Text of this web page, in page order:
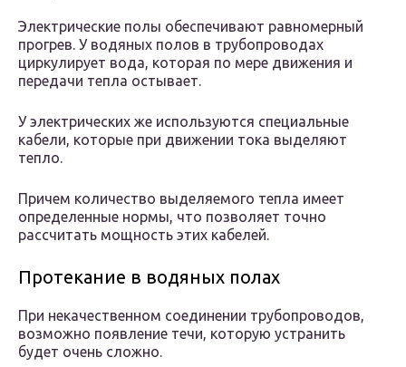
Электрические полы обеспечивают равномерный
прогрев. У водяных полов в трубопроводах
циркулирует вода, которая по мере движения и
передачи тепла остывает.
У электрических же используются специальные
кабели, которые при движении тока выделяют
тепло.
Причем количество выделяемого тепла имеет
определенные нормы, что позволяет точно
рассчитать мощность этих кабелей.
Протекание в водяных полах
При некачественном соединении трубопроводов,
возможно появление течи, которую устранить
будет очень сложно.